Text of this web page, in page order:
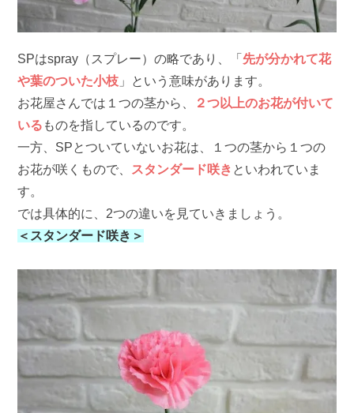
SPはspray（スプレー）の略であり、「 先が分かれて花
や葉のついた小枝 」という意味があります。
お花屋さんでは１つの茎から、
２つ以上のお花が付いて
いる ものを指しているのです。
一方、SPとついていないお花は、１つの茎から１つの
お花が咲くもので、 スタンダード咲き といわれていま
す。
では具体的に、2つの違いを見ていきましょう。
＜スタンダード咲き＞